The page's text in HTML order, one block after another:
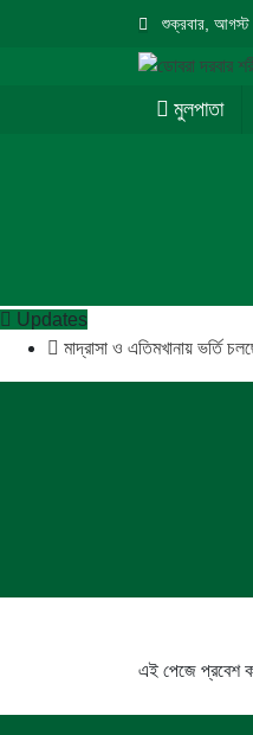
শুক্রবার,
মুলপাতা
Updates
মাদ্রাসা ও এতিমখানায় ভর্তি
এই পেজে প্রবেশ